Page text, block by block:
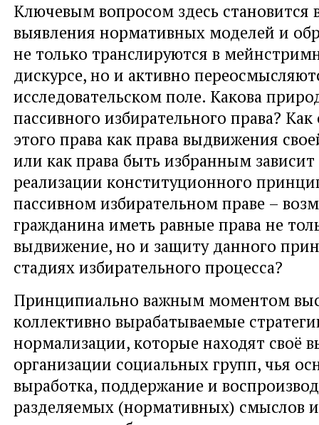
Ключевым вопросом здесь становится
выявления нормативных моделей и
не только транслируются в
дискурсе, но и активно
исследовательском поле. Какова
пассивного избирательного права?
этого права как права выдвижения
или как права быть избранным зависит
реализации конституционного
пассивном избирательном праве –
гражданина иметь равные права не
выдвижение, но и защиту данного
стадиях избирательного процесса?
Принципиально важным моментом
коллективно вырабатываемые
нормализации, которые находят своё
организации социальных групп, чья
выработка, поддержание и
разделяемых (нормативных) смыслов